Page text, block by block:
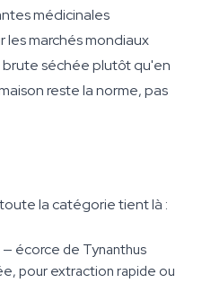
médicinales
les marchés mondiaux
séchée plutôt qu'en
reste la norme, pas
la catégorie tient là :
— écorce de Tynanthus
pour extraction rapide ou